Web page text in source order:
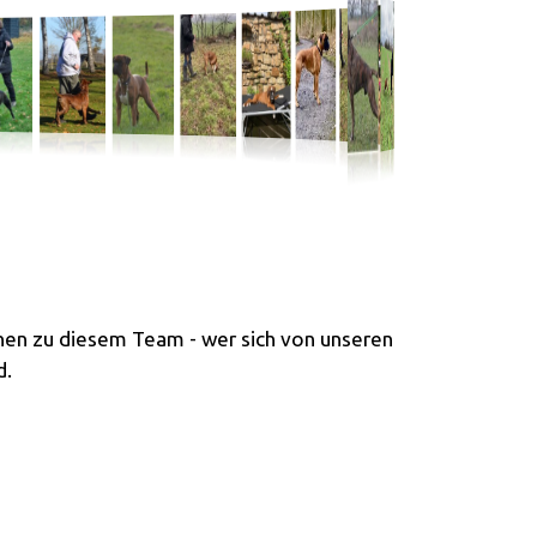
zu diesem Team - wer sich von unseren